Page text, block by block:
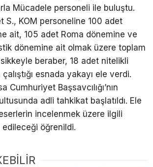
Mücadele personeli ile buluştu.
S., KOM personeline 100 adet
ait, 105 adet Roma dönemine ve
dönemine ait olmak üzere toplam
beraber, 18 adet nitelikli
esnada yakayı ele verdi.
Cumhuriyet Başsavcılığı’nın
adli tahkikat başlatıldı. Ele
incelenmek üzere ilgili
öğrenildi.